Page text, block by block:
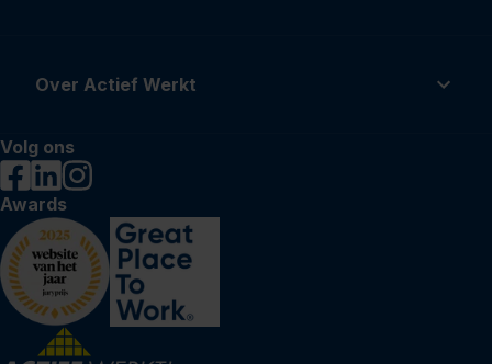
Over Actief Werkt
Volg ons
Awards